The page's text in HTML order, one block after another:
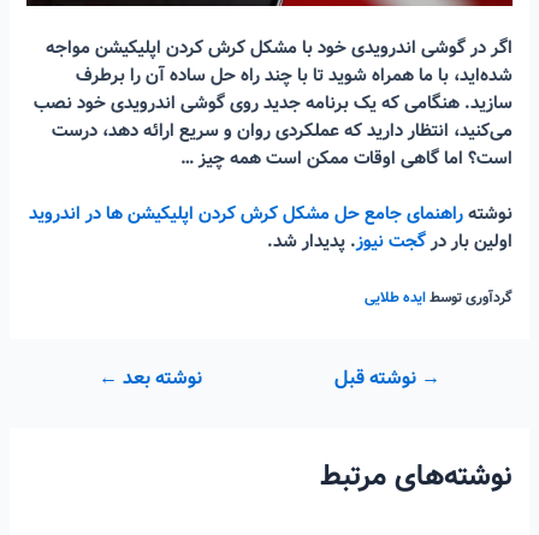
اگر در گوشی اندرویدی خود با مشکل کرش کردن اپلیکیشن مواجه
شده‌اید، با ما همراه شوید تا با چند راه حل ساده آن را برطرف
سازید. هنگامی که یک برنامه جدید روی گوشی اندرویدی خود نصب
می‌کنید، انتظار دارید که عملکردی روان و سریع ارائه دهد، درست
است؟ اما گاهی اوقات ممکن است همه چیز …
نوشتهراهنمای جامع حل مشکل کرش کردن اپلیکیشن ها در اندروید
اولین بار درگجت نیوز. پدیدار شد.
گردآوری توسطایده طلایی
راهبری
→ نوشته قبل نوشته بعد ←
نوشته‌های مرتبط